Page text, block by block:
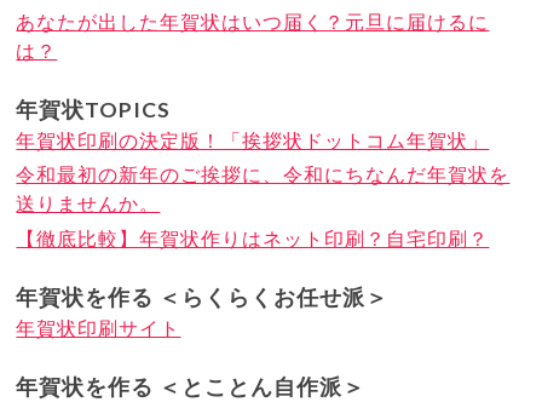
あなたが出した年賀状はいつ届く？元旦に届けるに
は？
年賀状TOPICS
年賀状印刷の決定版！「挨拶状ドットコム年賀状」
令和最初の新年のご挨拶に、令和にちなんだ年賀状を
送りませんか。
【徹底比較】年賀状作りはネット印刷？自宅印刷？
年賀状を作る ＜らくらくお任せ派＞
年賀状印刷サイト
年賀状を作る ＜とことん自作派＞